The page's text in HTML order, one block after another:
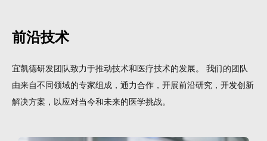
前沿技术
宜凯德研发团队致力于推动技术和医疗技术的发展。 我们的团队
由来自不同领域的专家组成，通力合作，开展前沿研究，开发创新
解决方案，以应对当今和未来的医学挑战。